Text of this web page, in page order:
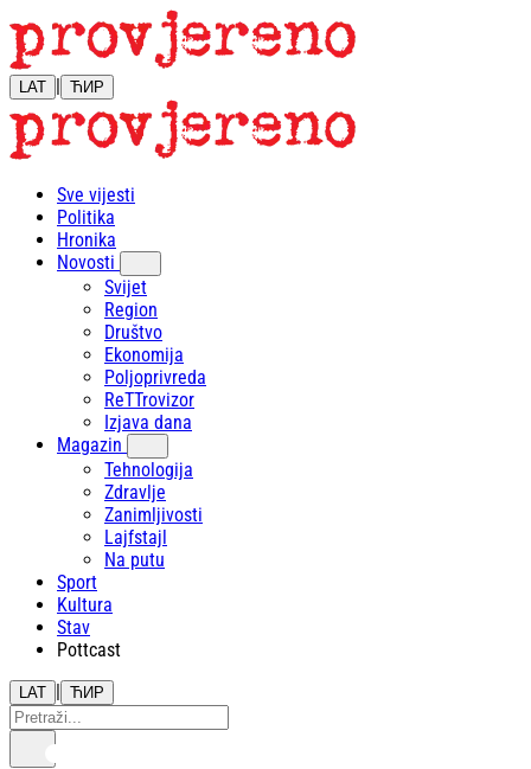
LAT | ЋИР
Sve vijesti
Politika
Hronika
Novosti
Svijet
Region
Društvo
Ekonomija
Poljoprivreda
ReTTrovizor
Izjava dana
Magazin
Tehnologija
Zdravlje
Zanimljivosti
Lajfstajl
Na putu
Sport
Kultura
Stav
Pottcast
LAT | ЋИР